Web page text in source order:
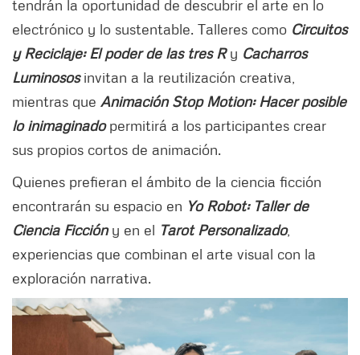
tendrán la oportunidad de descubrir el arte en lo
electrónico y lo sustentable. Talleres como Circuitos
y Reciclaje: El poder de las tres Ry Cacharros
Luminososinvitan a la reutilización creativa,
mientras que Animación Stop Motion: Hacer posible
lo inimaginadopermitirá a los participantes crear
sus propios cortos de animación.
Quienes prefieran el ámbito de la ciencia ficción
encontrarán su espacio en Yo Robot: Taller de
Ciencia Ficción y en el Tarot Personalizado,
experiencias que combinan el arte visual con la
exploración narrativa.